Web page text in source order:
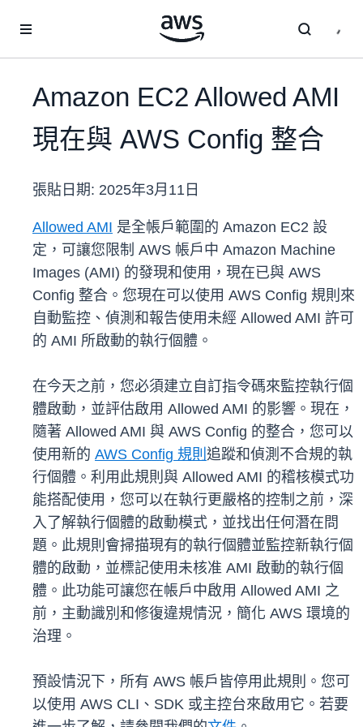
Amazon EC2 Allowed AMI
現在與 AWS Config 整合
張貼日期: 2025年3月11日
Allowed AMI 是全帳戶範圍的 Amazon EC2 設
定，可讓您限制 AWS 帳戶中 Amazon Machine
Images (AMI) 的發現和使用，現在已與 AWS
Config 整合。您現在可以使用 AWS Config 規則來
自動監控、偵測和報告使用未經 Allowed AMI 許可
的 AMI 所啟動的執行個體。
在今天之前，您必須建立自訂指令碼來監控執行個
體啟動，並評估啟用 Allowed AMI 的影響。現在，
隨著 Allowed AMI 與 AWS Config 的整合，您可以
使用新的 AWS Config 規則 追蹤和偵測不合規的執
行個體。利用此規則與 Allowed AMI 的稽核模式功
能搭配使用，您可以在執行更嚴格的控制之前，深
入了解執行個體的啟動模式，並找出任何潛在問
題。此規則會掃描現有的執行個體並監控新執行個
體的啟動，並標記使用未核准 AMI 啟動的執行個
體。此功能可讓您在帳戶中啟用 Allowed AMI 之
前，主動識別和修復違規情況，簡化 AWS 環境的
治理。
預設情況下，所有 AWS 帳戶皆停用此規則。您可
以使用 AWS CLI、SDK 或主控台來啟用它。若要